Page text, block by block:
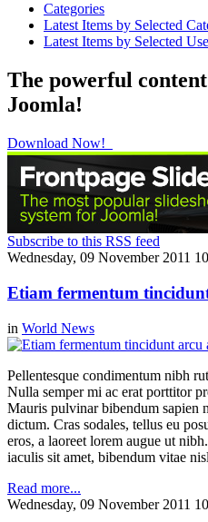
Categories
Latest Items by Selected
Latest Items by Selected
The powerful
Joomla!
Download Now!
Subscribe to this RSS feed
Wednesday, 09 November 2011
Etiam fermentum
in World News
Pellentesque condimentum nibh
Nulla semper mi ac erat porttitor
Mauris pulvinar bibendum sapien
dictum. Cras sodales, tellus eu
eros, a laoreet lorem augue ut
iaculis sit amet, bibendum vitae
Read more...
Wednesday, 09 November 2011